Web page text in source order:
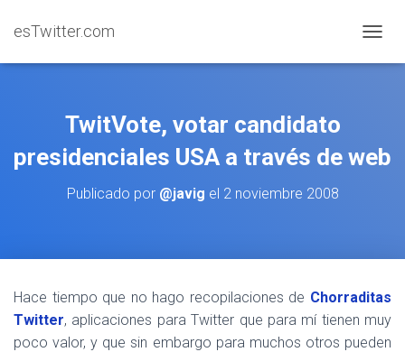
esTwitter.com
TwitVote, votar candidato
presidenciales USA a través de web
Publicado por @javig el 2 noviembre 2008
Hace tiempo que no hago recopilaciones de Chorraditas
Twitter, aplicaciones para Twitter que para mí tienen muy
poco valor, y que sin embargo para muchos otros pueden